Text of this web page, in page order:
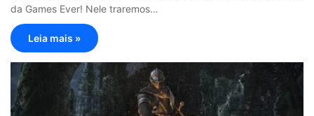
da Games Ever! Nele traremos…
Leia mais »